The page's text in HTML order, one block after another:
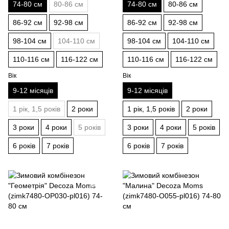
74-80 см 80-86 см
86-92 см 92-98 см
98-104 см 104-110 см
110-116 см 116-122 см
Вік
9-12 місяців
1 рік, 1,5 років 2 роки
3 роки 4 роки 5 років
6 років 7 років
74-80 см 80-86 см
86-92 см 92-98 см
98-104 см 104-110 см
110-116 см 116-122 см
Вік
9-12 місяців
1 рік, 1,5 років 2 роки
3 роки 4 роки 5 років
6 років 7 років